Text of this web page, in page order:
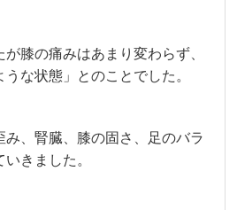
が膝の痛みはあまり変わらず、
な状態」とのことでした。
、腎臓、膝の固さ、足のバラ
きました。